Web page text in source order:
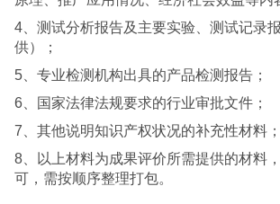
4、测试分析报告及主要实验、测试记录
供）；
5、专业检测机构出具的产品检测报告；
6、国家法律法规要求的行业审批文件；
7、其他说明知识产权状况的补充性材料；
8、以上材料为成果评价所需提供的材料
可，需按顺序整理打包。